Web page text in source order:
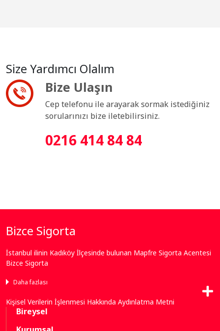
Size Yardımcı Olalım
Bize Ulaşın
Cep telefonu ile arayarak sormak istediğiniz
sorularınızı bize iletebilirsiniz.
0216 414 84 84
Bizce Sigorta
İstanbul ilinin Kadıköy İlçesinde bulunan Mapfre Sigorta Acentesi
Bizce Sigorta
Daha fazlası
Kişisel Verilerin İşlenmesi Hakkında Aydınlatma Metni
Bireysel